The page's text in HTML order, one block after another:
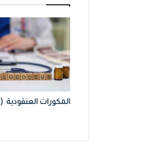
المكورات العنقودية (Staphylococcus)